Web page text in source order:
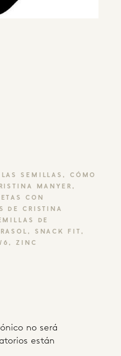
SEMILLAS, CÓMO
MANYER ,
CON
DE CRISTINA
DE
, SNACK FIT ,
,ZINC
no será
están